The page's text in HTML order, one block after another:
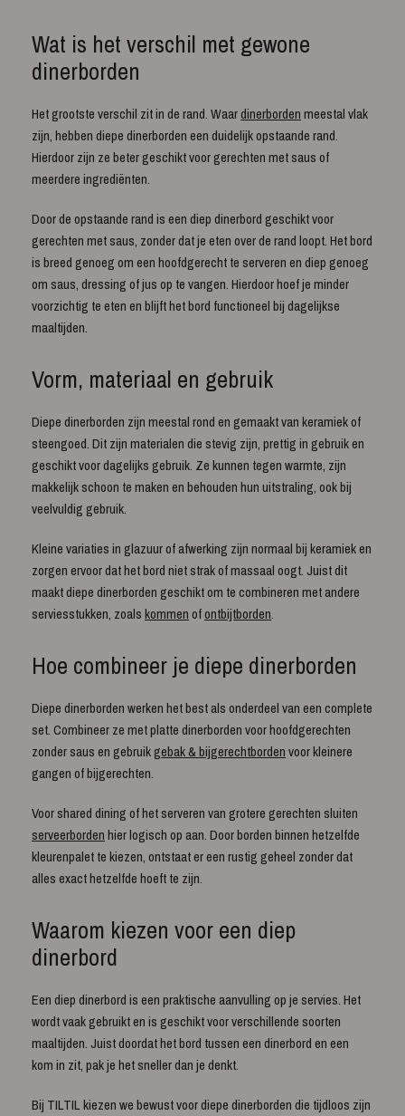
Wat is het verschil met gewone
dinerborden
Het grootste verschil zit in de rand. Waardinerbordenmeestal vlak
zijn, hebben diepe dinerborden een duidelijk opstaande rand.
Hierdoor zijn ze beter geschikt voor gerechten met saus of
meerdere ingrediënten.
Door de opstaande rand is een diep dinerbord geschikt voor
gerechten met saus, zonder dat je eten over de rand loopt. Het bord
is breed genoeg om een hoofdgerecht te serveren en diep genoeg
om saus, dressing of jus op te vangen. Hierdoor hoef je minder
voorzichtig te eten en blijft het bord functioneel bij dagelijkse
maaltijden.
Vorm, materiaal en gebruik
Diepe dinerborden zijn meestal rond en gemaakt van keramiek of
steengoed. Dit zijn materialen die stevig zijn, prettig in gebruik en
geschikt voor dagelijks gebruik. Ze kunnen tegen warmte, zijn
makkelijk schoon te maken en behouden hun uitstraling, ook bij
veelvuldig gebruik.
Kleine variaties in glazuur of afwerking zijn normaal bij keramiek en
zorgen ervoor dat het bord niet strak of massaal oogt. Juist dit
maakt diepe dinerborden geschikt om te combineren met andere
serviesstukken, zoalskommenofontbijtborden.
Hoe combineer je diepe dinerborden
Diepe dinerborden werken het best als onderdeel van een complete
set. Combineer ze met platte dinerborden voor hoofdgerechten
zonder saus en gebruikgebak & bijgerechtbordenvoor kleinere
gangen of bijgerechten.
Voor shared dining of het serveren van grotere gerechten sluiten
serveerbordenhier logisch op aan. Door borden binnen hetzelfde
kleurenpalet te kiezen, ontstaat er een rustig geheel zonder dat
alles exact hetzelfde hoeft te zijn.
Waarom kiezen voor een diep
dinerbord
Een diep dinerbord is een praktische aanvulling op je servies. Het
wordt vaak gebruikt en is geschikt voor verschillende soorten
maaltijden. Juist doordat het bord tussen een dinerbord en een
kom in zit, pak je het sneller dan je denkt.
Bij TILTIL kiezen we bewust voor diepe dinerborden die tijdloos zijn